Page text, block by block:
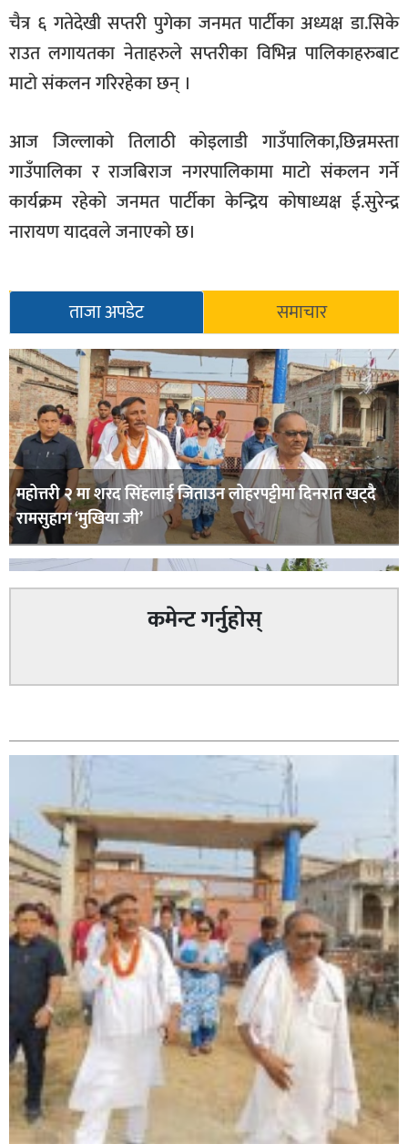
फोटो
भिडियो
अन्य
समाज
शिक्षा
विचार
स्वास्थ्य
चैत्र ६ गतेदेखी सप्तरी पुगेका जनमत पार्टीका अध्यक्ष डा.सिके
राउत लगायतका नेताहरुले सप्तरीका विभिन्न पालिकाहरुबाट
माटो संकलन गरिरहेका छन् ।
आज जिल्लाको तिलाठी कोइलाडी गाउँपालिका,छिन्नमस्ता
गाउँपालिका र राजबिराज नगरपालिकामा माटो संकलन गर्ने
कार्यक्रम रहेको जनमत पार्टीका केन्द्रिय कोषाध्यक्ष ई.सुरेन्द्र
नारायण यादवले जनाएको छ।
ताजा अपडेट समाचार
महोत्तरी २ मा शरद सिंहलाई जिताउन लोहरपट्टीमा दिनरात खट्दै
रामसुहाग ‘मुखिया जी’
सिराहा-२ मा संजय यादव भिड्ने !
रक्तदान सेवामा जिल्लामै दोस्रो स्थान ल्याएकोमा जनमत नेताद्वय
कमेन्ट गर्नुहोस्